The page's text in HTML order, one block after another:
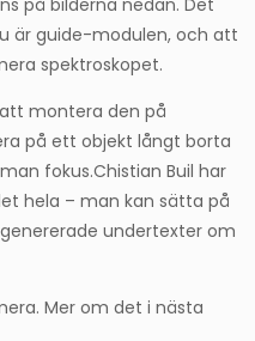
är guide-modulen, och att
spektroskopet.
montera den på
på ett objekt långt borta
fokus.Chistian Buil har
hela – man kan sätta på
undertexter om
Mer om det i nästa